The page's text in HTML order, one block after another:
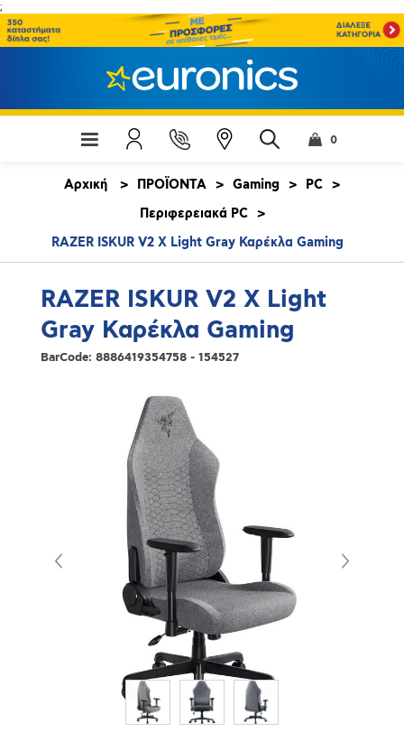
;
0
Αρχική > ΠΡΟΪΟΝΤΑ > Gaming > PC >
Περιφερειακά PC >
RAZER ISKUR V2 X Light Gray Καρέκλα Gaming
RAZER ISKUR V2 X Light
Gray Καρέκλα Gaming
BarCode: 8886419354758 - 154527